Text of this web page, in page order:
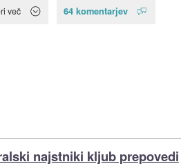
več 64 komentarjev
najstniki kljub prepovedi